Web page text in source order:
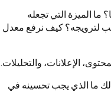
ما الميزة التي تجعله
لترويجه؟ كيف نرفع معدل
الإعلانات، والتحليلات.
لك ما الذي يجب تحسينه في